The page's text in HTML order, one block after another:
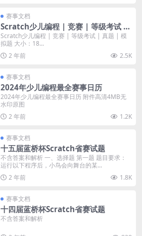
赛事文档
Scratch少儿编程 | 竞赛 | 等级考试 |
真题 | 模拟题
Scratch少儿编程 | 竞赛 | 等级考试 | 真题 | 模
拟题 大小：18...
2 年前
2.5K
赛事文档
2024年少儿编程最全赛事日历
2024年少儿编程最全赛事日历 附件高清4MB无
水印原图
2 年前
1.2K
赛事文档
十五届蓝桥杯Scratch省赛试题
不含答案和解析 一、选择题 第一题 题目要求：
运行以下程序后，小鸟会向舞台的某...
2 年前
1.8K
赛事文档
十四届蓝桥杯Scratch省赛试题
不含答案和解析